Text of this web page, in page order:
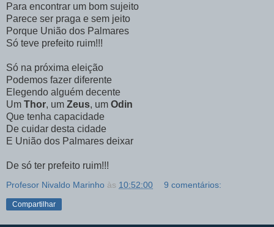
Para encontrar um bom sujeito
Parece ser praga e sem jeito
Porque União dos Palmares
Só teve prefeito ruim!!!
Só na próxima eleição
Podemos fazer diferente
Elegendo alguém decente
Um Thor, um Zeus, um Odin
Que tenha capacidade
De cuidar desta cidade
E União dos Palmares deixar
De só ter prefeito ruim!!!
Profesor Nivaldo Marinho às 10:52:00 9 comentários:
Compartilhar